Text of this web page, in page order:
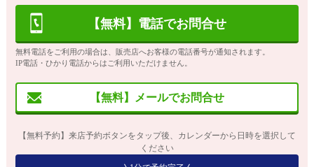
【無料】電話でお問合せ
無料電話をご利用の場合は、販売店へお客様の電話番号が通知されます。
IP電話・ひかり電話からはご利用いただけません。
【無料】メールでお問合せ
【無料予約】来店予約ボタンをタップ後、カレンダーから日時を選択して
ください